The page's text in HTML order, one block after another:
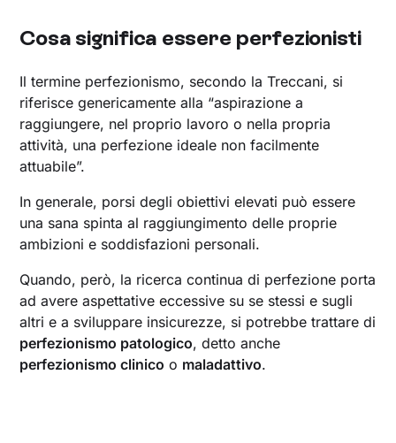
Cosa significa essere perfezionisti
Il termine perfezionismo, secondo la Treccani, si
riferisce genericamente alla “aspirazione a
raggiungere, nel proprio lavoro o nella propria
attività, una perfezione ideale non facilmente
attuabile”.
In generale, porsi degli obiettivi elevati può essere
una sana spinta al raggiungimento delle proprie
ambizioni e soddisfazioni personali.
Quando, però, la ricerca continua di perfezione porta
ad avere aspettative eccessive su se stessi e sugli
altri e a sviluppare insicurezze, si potrebbe trattare di
perfezionismo patologico, detto anche
perfezionismo clinico o maladattivo.